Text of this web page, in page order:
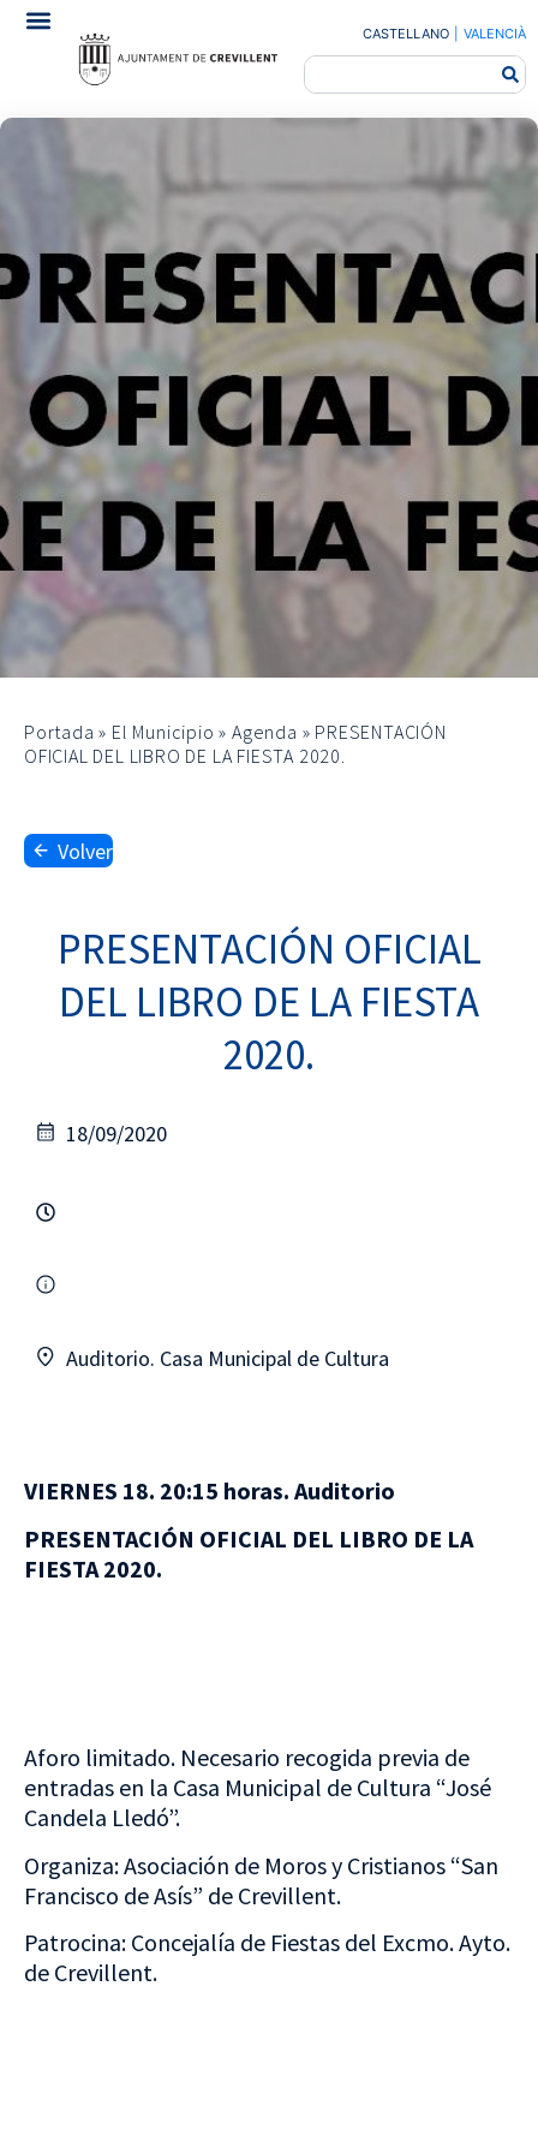
CASTELLANO VALENCIÀ
Portada » El Municipio »Agenda » PRESENTACIÓN
OFICIAL DEL LIBRO DE LA FIESTA 2020.
Volver
PRESENTACIÓN OFICIAL
DEL LIBRO DE LA FIESTA
2020.
18/09/2020
Auditorio. Casa Municipal de Cultura
VIERNES 18. 20:15 horas. Auditorio
PRESENTACIÓN OFICIAL DEL LIBRO DE LA
FIESTA 2020.
Aforo limitado. Necesario recogida previa de
entradas en la Casa Municipal de Cultura “José
Candela Lledó”.
Organiza: Asociación de Moros y Cristianos “San
Francisco de Asís” de Crevillent.
Patrocina: Concejalía de Fiestas del Excmo. Ayto.
de Crevillent.